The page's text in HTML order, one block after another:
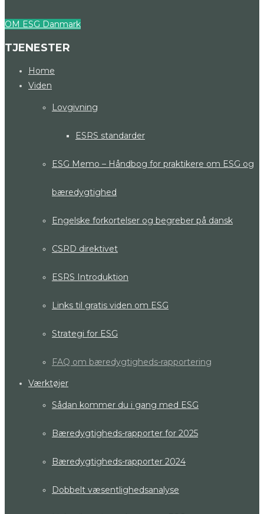
OM ESG Danmark
TJENESTER
Home
Viden
Lovgivning
ESRS standarder
ESG Memo – Håndbog for praktikere om ESG og
bæredygtighed
Engelske forkortelser og begreber på dansk
CSRD direktivet
ESRS Introduktion
Links til gratis viden om ESG
Strategi for ESG
FAQ om bæredygtigheds-rapportering
Værktøjer
Sådan kommer du i gang med ESG
Bæredygtigheds-rapporter for 2025
Bæredygtigheds-rapporter 2024
Dobbelt væsentlighedsanalyse